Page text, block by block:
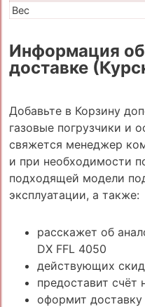
Вес
Информация об
доставке
Добавьте в Корзину
газовые погрузчики и
свяжется менеджер
и при необходимости
подходящей модели
эксплуатации, а также:
расскажет об
DX FFL 4050
действующих
предоставит счёт
оформит доставку